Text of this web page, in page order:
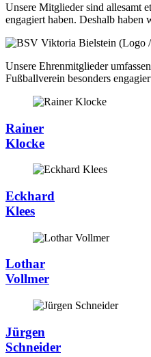
Unsere Mitglieder sind allesamt
engagiert haben. Deshalb haben
Unsere Ehrenmitglieder
Fußballverein besonders
Rainer
Klocke
Eckhard
Klees
Lothar
Vollmer
Jürgen
Schneider